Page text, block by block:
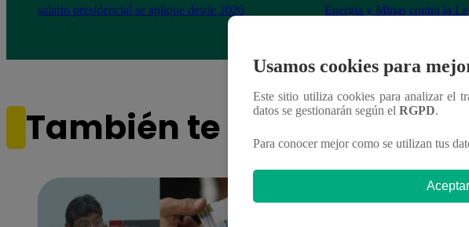
salario presidencial se aplique desde 2026
Energía y Minas contra la
También te puede
Usamos cookies para
Este sitio utiliza cookies para analizar el
datos se gestionarán según el RGPD.
Para conocer mejor como se utilizan tus